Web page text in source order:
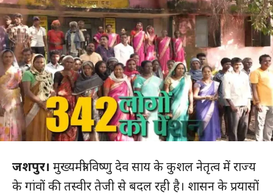
जशपुर। मुख्यमंत्री विष्णु देव साय के कुशल नेतृत्व में राज्य
के गांवों की तस्वीर तेजी से बदल रही है। शासन के प्रयासों